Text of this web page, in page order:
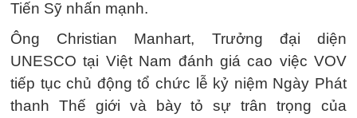
Tiến Sỹ nhấn mạnh.
Ông Christian Manhart, Trưởng đại diện
UNESCO tại Việt Nam đánh giá cao việc VOV
tiếp tục chủ động tổ chức lễ kỷ niệm Ngày Phát
thanh Thế giới và bày tỏ sự trân trọng của